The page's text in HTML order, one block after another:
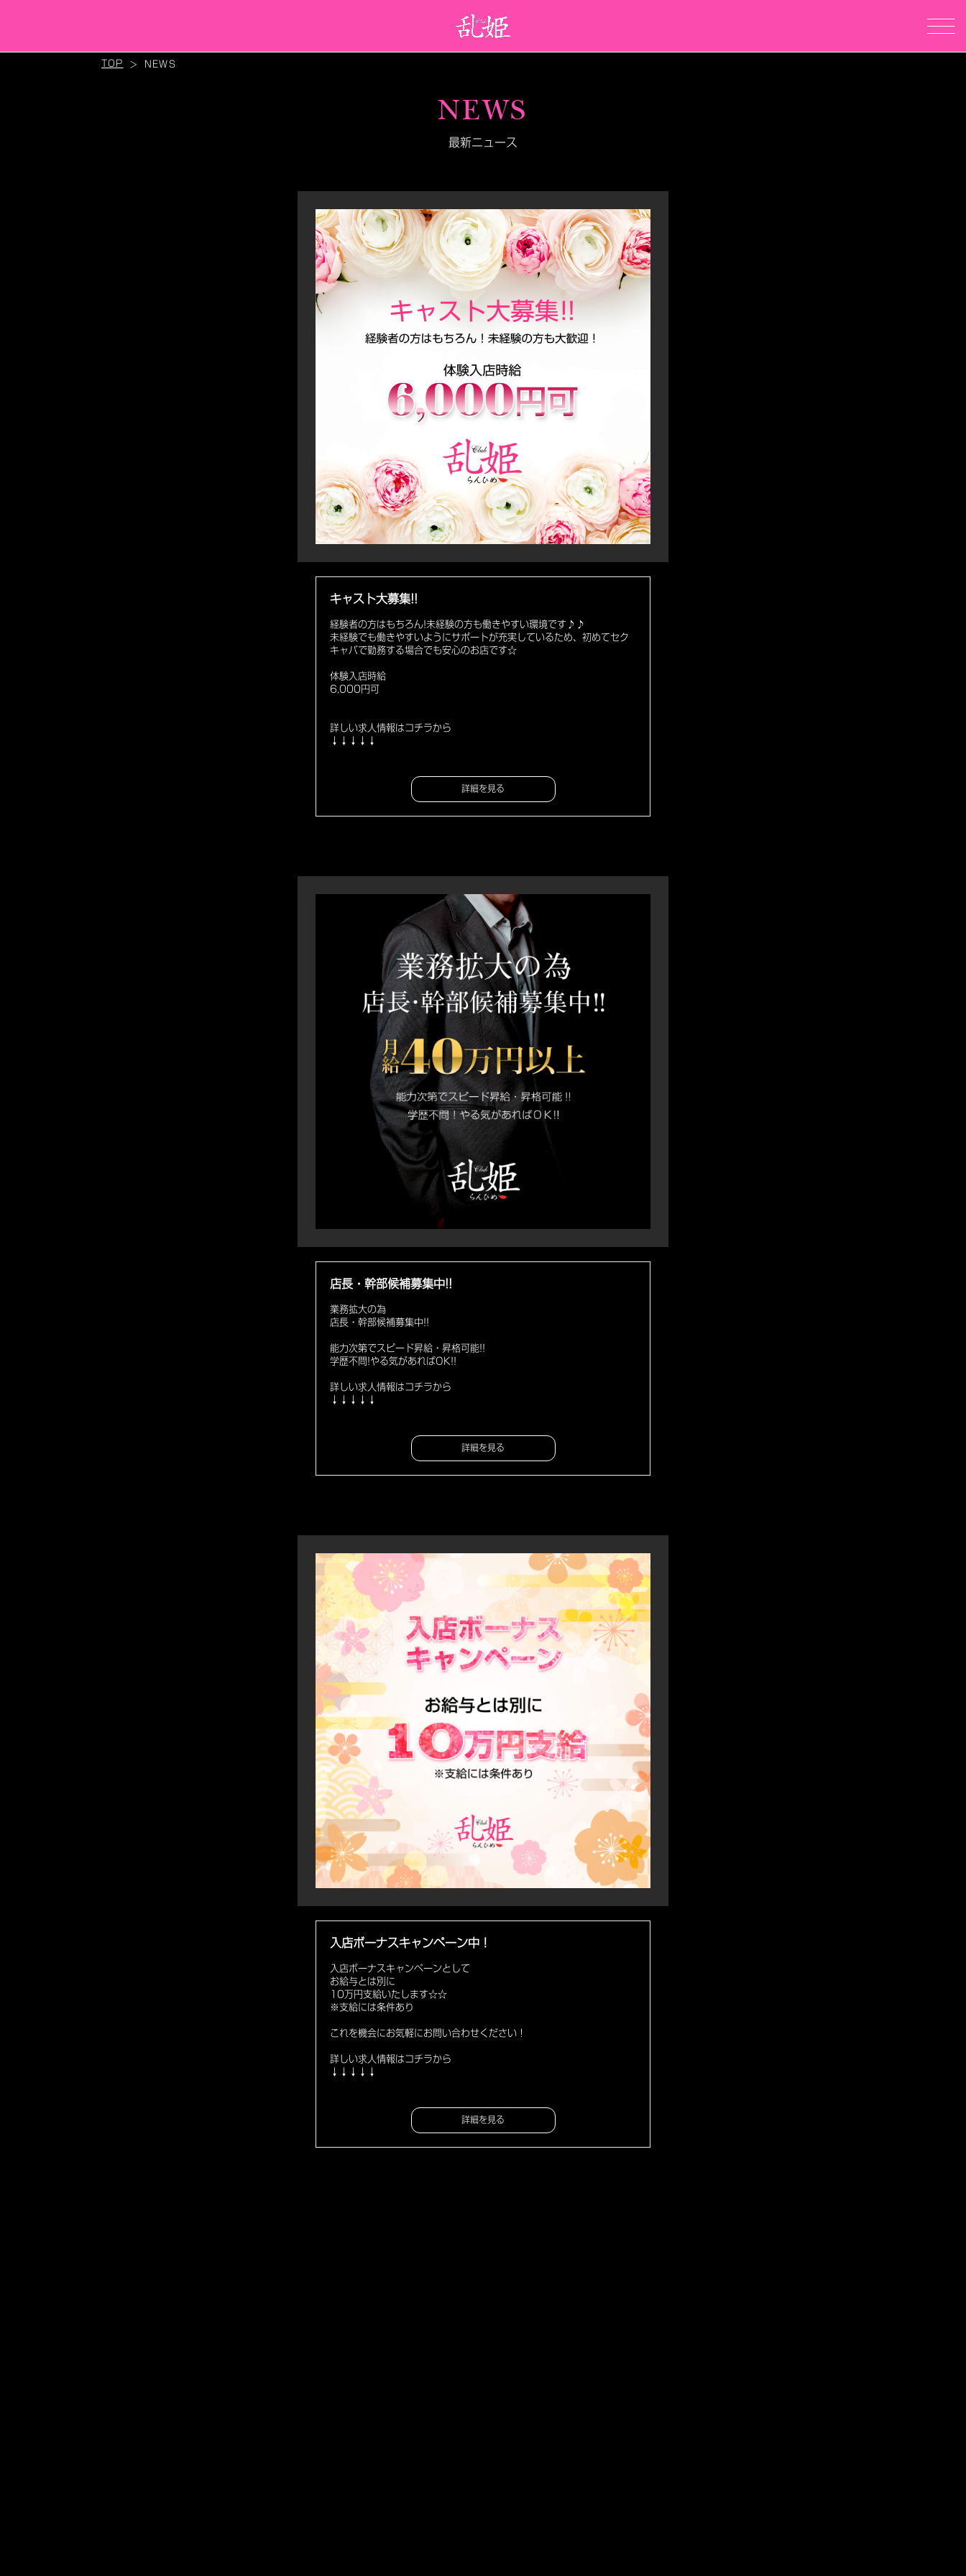
TOP NEWS
NEWS
最新ニュース
キャスト大募集!!
経験者の方はもちろん!未経験の方も働きやすい環境です♪♪
未経験でも働きやすいようにサポートが充実しているため、初めてセク
キャバで勤務する場合でも安心のお店です☆
体験入店時給
6,000円可
詳しい求人情報はコチラから
↓↓↓↓↓
詳細を見る
店長・幹部候補募集中!!
業務拡大の為
店長・幹部候補募集中!!
能力次第でスピード昇給・昇格可能!!
学歴不問!やる気があればOK!!
詳しい求人情報はコチラから
↓↓↓↓↓
詳細を見る
入店ボーナスキャンペーン中！
入店ボーナスキャンペーンとして
お給与とは別に
10万円支給いたします☆☆
※支給には条件あり
これを機会にお気軽にお問い合わせください！
詳しい求人情報はコチラから
↓↓↓↓↓
詳細を見る